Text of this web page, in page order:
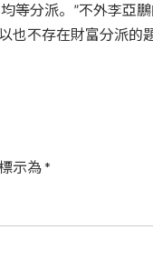
等分派。”不外李亞
也不存在財富分派的
示為*